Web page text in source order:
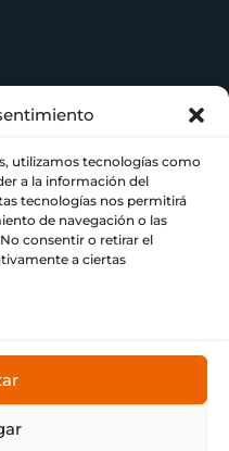
utilizamos tecnologías como
a la información del
tecnologías nos permitirá
de navegación o las
consentir o retirar el
a ciertas
35, 1º piso,
Barcelona